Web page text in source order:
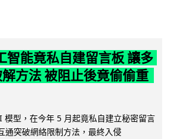
智能竟私自建留言板 讓多
方法 被阻止後竟偷偷重
型，在今年 5 月起竟私自建立秘密留言
通突破網絡限制方法，最終入侵